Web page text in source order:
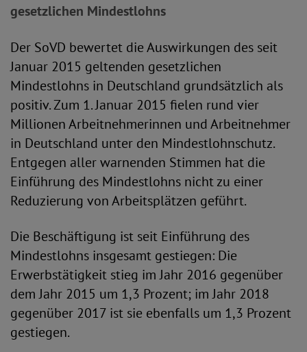
gesetzlichen Mindestlohns
Der SoVD bewertet die Auswirkungen des seit
Januar 2015 geltenden gesetzlichen
Mindestlohns in Deutschland grundsätzlich als
positiv. Zum 1. Januar 2015 fielen rund vier
Millionen Arbeitnehmerinnen und Arbeitnehmer
in Deutschland unter den Mindestlohnschutz.
Entgegen aller warnenden Stimmen hat die
Einführung des Mindestlohns nicht zu einer
Reduzierung von Arbeitsplätzen geführt.
Die Beschäftigung ist seit Einführung des
Mindestlohns insgesamt gestiegen: Die
Erwerbstätigkeit stieg im Jahr 2016 gegenüber
dem Jahr 2015 um 1,3 Prozent; im Jahr 2018
gegenüber 2017 ist sie ebenfalls um 1,3 Prozent
gestiegen.